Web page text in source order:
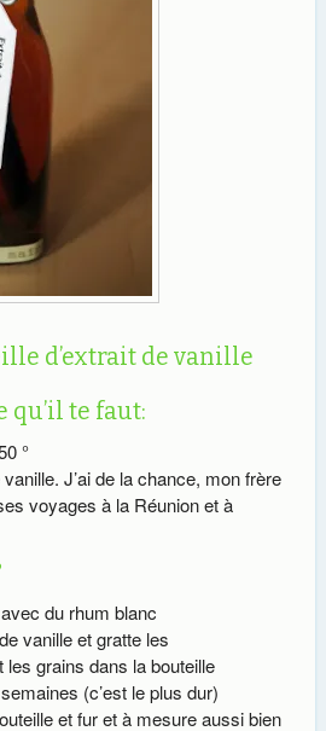
d’extrait de vanille
qu’il te faut:
°
J’ai de la chance, mon frère
voyages à la Réunion et à
du rhum blanc
vanille et gratte les
grains dans la bouteille
(c’est le plus dur)
et fur et à mesure aussi bien